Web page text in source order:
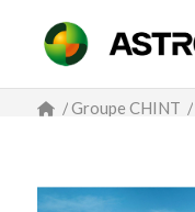
/Groupe CHINT /